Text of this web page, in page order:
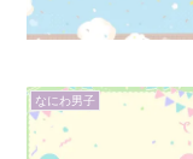
なにわ男子